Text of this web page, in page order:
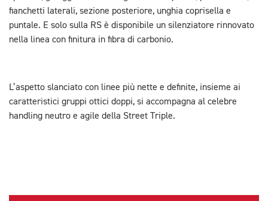
fianchetti laterali, sezione posteriore, unghia coprisella e
puntale. E solo sulla RS è disponibile un silenziatore rinnovato
nella linea con finitura in fibra di carbonio.
L’aspetto slanciato con linee più nette e definite, insieme ai
caratteristici gruppi ottici doppi, si accompagna al celebre
handling neutro e agile della Street Triple.